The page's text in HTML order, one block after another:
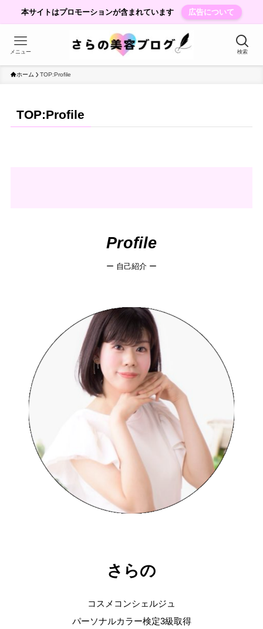
本サイトはプロモーションが含まれています 広告について
検索
メニュー
ホーム TOP:Profile
TOP:Profile
Profile
ー 自己紹介 ー
さらの
コスメコンシェルジュ
パーソナルカラー検定3級取得